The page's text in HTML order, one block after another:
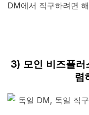
DM에서 직구하려면
3) 모인 비즈플러
렴